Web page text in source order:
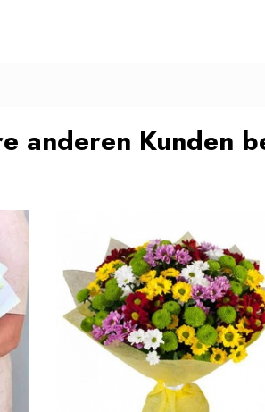
anderen Kunden